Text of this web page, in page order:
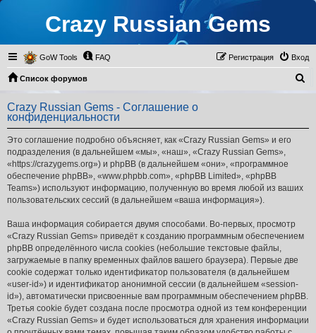
Crazy Russian Gems
GoW Tools FAQ Вход
Регистрация
Список форумов
с
Crazy Russian Gems - Соглашение о
конфиденциальности
Это соглашение подробно объясняет, как «Crazy Russian Gems» и его
подразделения (в дальнейшем «мы», «наш», «Crazy Russian Gems»,
«https://crazygems.org») и phpBB (в дальнейшем «они», «программное
обеспечение phpBB», «www.phpbb.com», «phpBB Limited», «phpBB
Teams») используют информацию, полученную во время любой из ваших
пользовательских сессий (в дальнейшем «ваша информация»).
Ваша информация собирается двумя способами. Во-первых, просмотр
«Crazy Russian Gems» приведёт к созданию программным обеспечением
phpBB определённого числа cookies (небольшие текстовые файлы,
загружаемые в папку временных файлов вашего браузера). Первые две
cookie содержат только идентификатор пользователя (в дальнейшем
«user-id») и идентификатор анонимной сессии (в дальнейшем «session-
id»), автоматически присвоенные вам программным обеспечением phpBB.
Третья cookie будет создана после просмотра одной из тем конференции
«Crazy Russian Gems» и будет использоваться для хранения информации